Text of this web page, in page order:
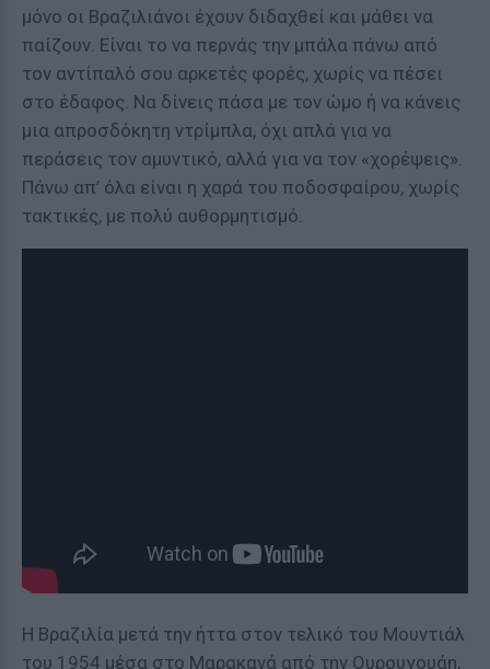
μόνο οι Βραζιλιάνοι έχουν διδαχθεί και μάθει να
παίζουν. Είναι το να περνάς την μπάλα πάνω από
τον αντίπαλό σου αρκετές φορές, χωρίς να πέσει
στο έδαφος. Να δίνεις πάσα με τον ώμο ή να κάνεις
μια απροσδόκητη ντρίμπλα, όχι απλά για να
περάσεις τον αμυντικό, αλλά για να τον «χορέψεις».
Πάνω απ’ όλα είναι η χαρά του ποδοσφαίρου, χωρίς
τακτικές, με πολύ αυθορμητισμό.
Η Βραζιλία μετά την ήττα στον τελικό του Μουντιάλ
του 1954 μέσα στο Μαρακανά από την Ουρουγουάη,